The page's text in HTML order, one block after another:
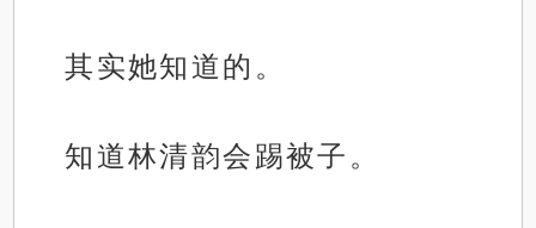
其实她知道的。
知道林清韵会踢被子。